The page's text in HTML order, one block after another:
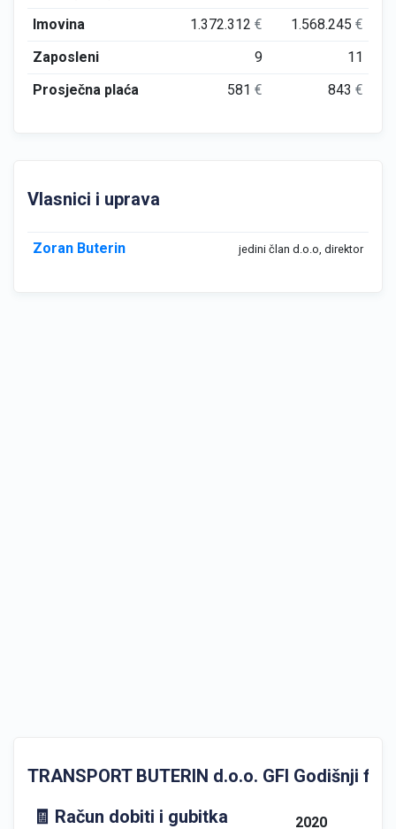
Imovina
1.372.312€ 1.568.245€
Zaposleni
9
11
Prosječna plaća
581€ 843€
Vlasnici i uprava
Zoran Buterin jedini član d.o.o, direktor
TRANSPORT BUTERIN d.o.o. GFI Godišnji
🧾 Račun dobiti i gubitka
2020